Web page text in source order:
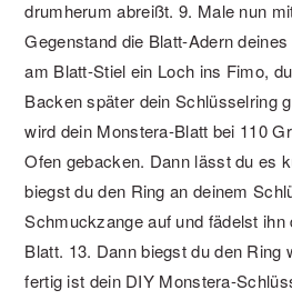
drumherum abreißt.9. Male nun
Gegenstand die Blatt-Adern
am Blatt-Stiel ein Loch ins Fimo,
Backen später dein Schlüsselring
wird dein Monstera-Blatt bei 110
Ofen gebacken. Dann lässt du es
biegst du den Ring an deinem
Schmuckzange auf und fädelst
Blatt. 13. Dann biegst du den Ring
fertig ist dein DIY Monstera-